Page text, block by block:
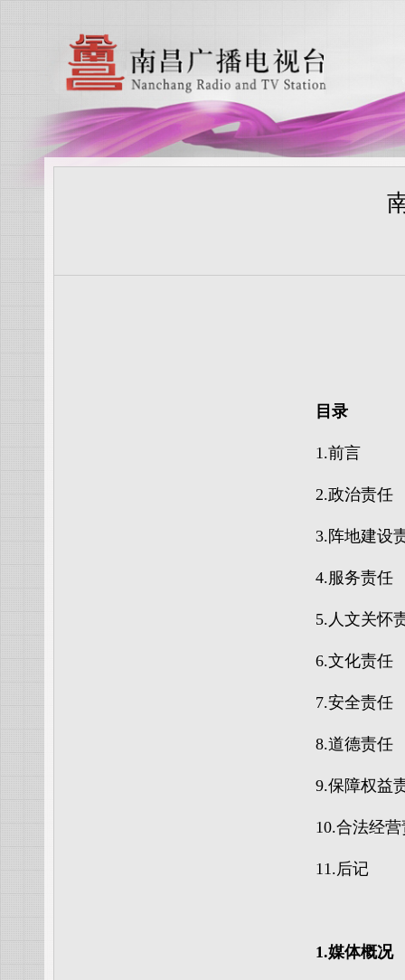
目录
1.前言
2.政治责任
3.阵地建设
4.服务责任
5.人文关怀
6.文化责任
7.安全责任
8.道德责任
9.保障权益
10.合法经
11.后记
1.媒体概况